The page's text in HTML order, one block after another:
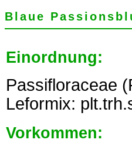
Blaue
Einordnung:
Passifloraceae
Leformix:
Vorkommen: